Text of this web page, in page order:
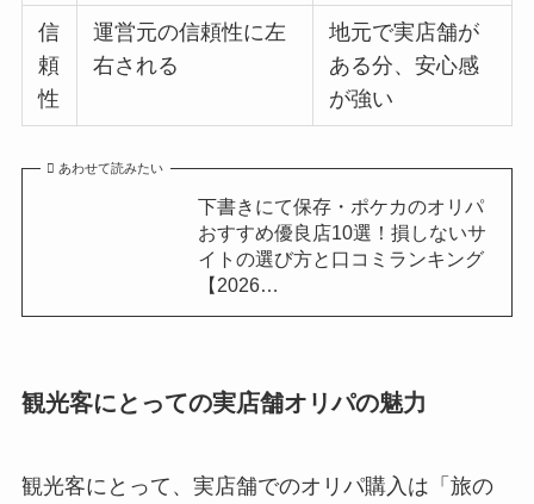
信
頼
性
運営元の信頼性に左
右される
地元で実店舗が
ある分、安心感
が強い
あわせて読みたい
下書きにて保存・ポケカのオリパ
おすすめ優良店10選！損しないサ
イトの選び方と口コミランキング
【2026…
観光客にとっての実店舗オリパの魅力
観光客にとって、実店舗でのオリパ購入は「旅の